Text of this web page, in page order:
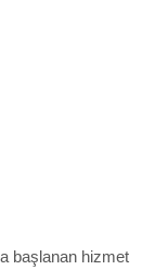
başlanan hizmet